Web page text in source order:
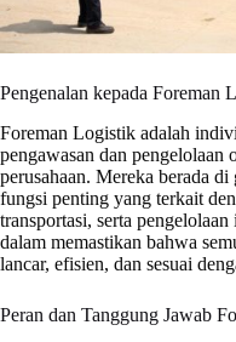
Pengenalan kepada Foreman
Foreman Logistik adalah
pengawasan dan pengelolaan
perusahaan. Mereka berada
fungsi penting yang terkait
transportasi, serta
dalam memastikan bahwa
lancar, efisien, dan sesuai
Peran dan Tanggung Jawab